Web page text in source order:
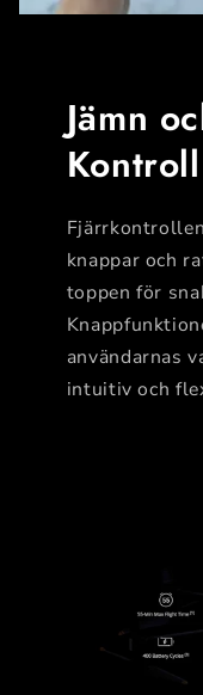
Jämn
Kontroll
knappar och
toppen för
användarnas
intuitiv och